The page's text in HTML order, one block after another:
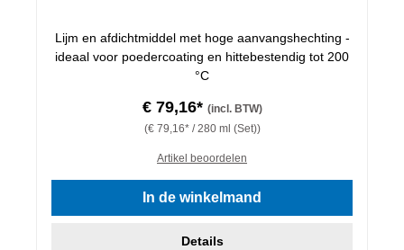
Lijm en afdichtmiddel met hoge aanvangshechting -
ideaal voor poedercoating en hittebestendig tot 200
°C
€ 79,16* (incl. BTW)
(€ 79,16* / 280 ml (Set))
Artikel beoordelen
In de winkelmand
Details